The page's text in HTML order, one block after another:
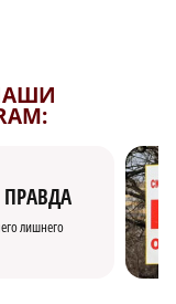
лишнего